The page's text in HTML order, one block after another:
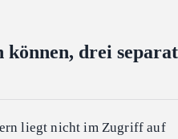
drei
liegt nicht im Zugriff auf